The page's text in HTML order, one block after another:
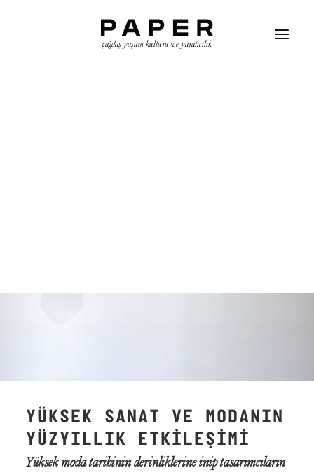
çağdaş yaşam kültürü ve yaratıcılık
YÜKSEK SANAT VE MODANIN
YÜZYILLIK ETKİLEŞİMİ
Yüksek moda tarihinin derinliklerine inip tasarımcıların